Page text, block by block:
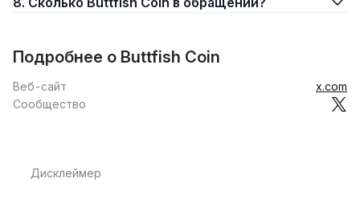
Подробнее о Buttfish Coin
Веб-сайт
x.com
Сообщество
Дисклеймер